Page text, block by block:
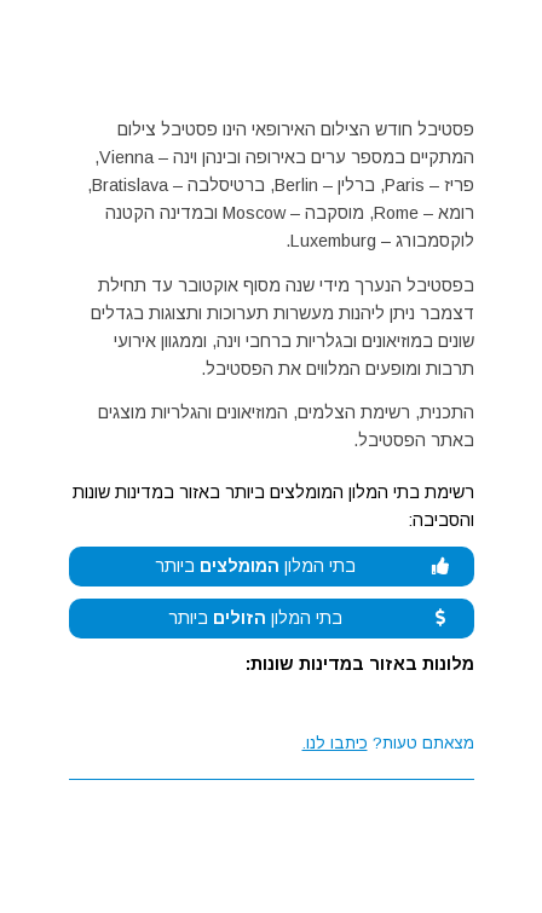
פסטיבל חודש הצילום האירופאי הינו פסטיבל צילום
המתקיים במספר ערים באירופה ובינהן וינה – Vienna,
פריז – Paris, ברלין – Berlin, ברטיסלבה – Bratislava,
רומא – Rome, מוסקבה – Moscow ובמדינה הקטנה
לוקסמבורג – Luxemburg.
בפסטיבל הנערך מידי שנה מסוף אוקטובר עד תחילת
דצמבר ניתן ליהנות מעשרות תערוכות ותצוגות בגדלים
שונים במוזיאונים ובגלריות ברחבי וינה, וממגוון אירועי
תרבות ומופעים המלווים את הפסטיבל.
התכנית, רשימת הצלמים, המוזיאונים והגלריות מוצגים
באתר הפסטיבל.
רשימת בתי המלון המומלצים ביותר באזור במדינות שונות
והסביבה:
בתי המלון המומלצים ביותר
בתי המלון הזולים ביותר
מלונות באזור במדינות שונות:
מצאתם טעות? כיתבו לנו.